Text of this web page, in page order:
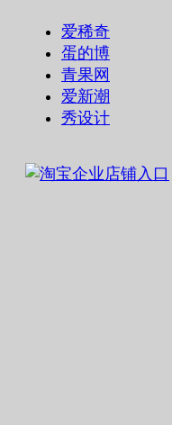
爱稀奇
蛋的博
青果网
爱新潮
秀设计